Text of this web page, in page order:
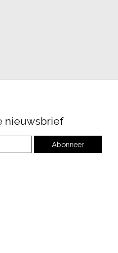
nieuwsbrief
Abonneer